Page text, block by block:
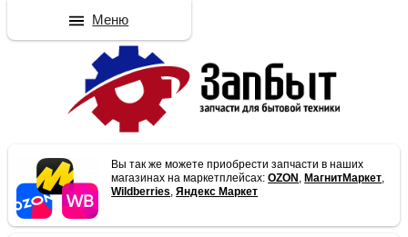
Вы так же можете приобрести запчасти в наших
магазинах на маркетплейсах:OZON , МагнитМаркет,
Wildberries,Яндекс Маркет
Меню